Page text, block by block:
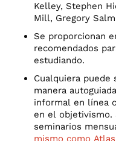
Kelley, Stephen
Mill, Gregory
Se proporcionan
recomendados
estudiando.
Cualquiera puede
manera
informal en línea
en el objetivismo.
seminarios
mismo como